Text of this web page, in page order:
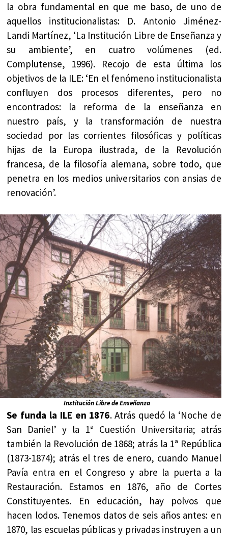
la obra fundamental en que me baso, de uno de
aquellos institucionalistas: D. Antonio Jiménez-
Landi Martínez, ‘La Institución Libre de Enseñanza y
su ambiente’, en cuatro volúmenes (ed.
Complutense, 1996). Recojo de esta última los
objetivos de la ILE: ‘En el fenómeno institucionalista
confluyen dos procesos diferentes, pero no
encontrados: la reforma de la enseñanza en
nuestro país, y la transformación de nuestra
sociedad por las corrientes filosóficas y políticas
hijas de la Europa ilustrada, de la Revolución
francesa, de la filosofía alemana, sobre todo, que
penetra en los medios universitarios con ansias de
renovación’.
Institución Libre de Enseñanza
Se funda la ILE en 1876. Atrás quedó la ‘Noche de
San Daniel’ y la 1ª Cuestión Universitaria; atrás
también la Revolución de 1868; atrás la 1ª República
(1873-1874); atrás el tres de enero, cuando Manuel
Pavía entra en el Congreso y abre la puerta a la
Restauración. Estamos en 1876, año de Cortes
Constituyentes. En educación, hay polvos que
hacen lodos. Tenemos datos de seis años antes: en
1870, las escuelas públicas y privadas instruyen a un